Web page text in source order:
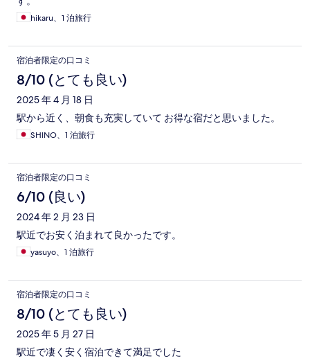
hikaru、1 泊旅行
宿泊者限定の口コミ
8/10 (とても良い)
2025 年 4 月 18 日
駅から近く、朝食も充実していて お得な宿だと思いました。
SHINO、1 泊旅行
宿泊者限定の口コミ
6/10 (良い)
2024 年 2 月 23 日
駅近でお安く泊まれて良かったです。
yasuyo、1 泊旅行
宿泊者限定の口コミ
8/10 (とても良い)
2025 年 5 月 27 日
駅近で凄く安く宿泊できて満足でした